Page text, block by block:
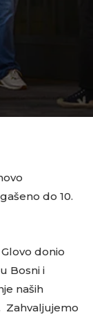
do 10.
donio
Bosni i
naših
Zahvaljujemo